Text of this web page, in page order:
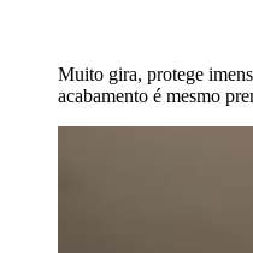
Muito gira, protege
acabamento é mesmo